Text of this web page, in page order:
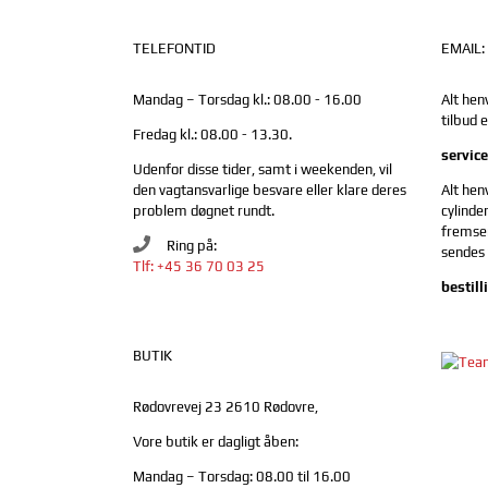
TELEFONTID
Mandag – Torsdag kl.: 08.00 - 16.00
Fredag kl.: 08.00 - 13.30.
Udenfor disse tider, samt i weekenden, vil
den vagtansvarlige besvare eller klare deres
problem døgnet rundt.
Ring på:
Tlf: +45 36 70 03 25
BUTIK
Rødovrevej 23 2610 Rødovre,
Vore butik er dagligt åben:
Mandag – Torsdag: 08.00 til 16.00
EMAIL:
Alt
tilbud
Alt